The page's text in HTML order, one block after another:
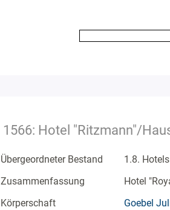
1566: Hotel "Ritzmann"/
Übergeordneter Bestand
1.8.
Zusammenfassung
Hotel
Körperschaft
Goebel